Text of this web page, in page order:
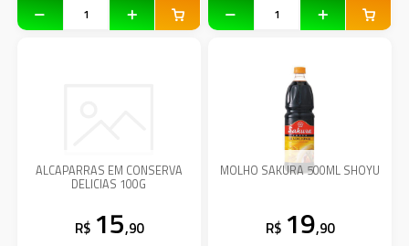
ALCAPARRAS EM CONSERVA
DELICIAS 100G
R$ 15,90
MOLHO SAKURA 500ML SHOYU
R$ 19,90